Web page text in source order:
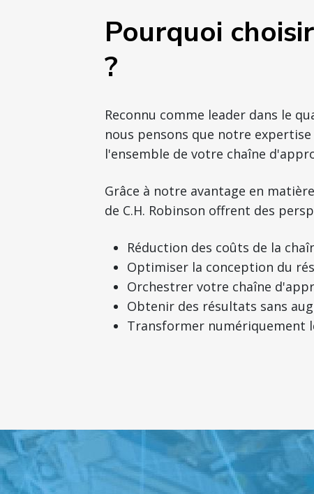
Pourquoi
?
Reconnu comme leader dans le
nous pensons que notre
l'ensemble de votre chaîne
Grâce à notre avantage en
de C.H. Robinson offrent des
Réduction des coûts de la
Optimiser la conception du
Orchestrer votre chaîne
Obtenir des résultats sans
Transformer numériquement